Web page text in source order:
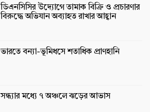
ডিএনসিসির উদ্যোগে তামাক বিক্রি ও প্রচারণার
বিরুদ্ধে অভিযান অব্যাহত রাখার আহ্বান
ভারতে বন্যা-ভূমিধসে শতাধিক প্রাণহানি
সন্ধ্যার মধ্যে ৭ অঞ্চলে ঝড়ের আভাস